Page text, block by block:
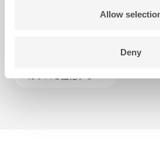
Allow
Deny
目を楽しませてくれる、ガラスに